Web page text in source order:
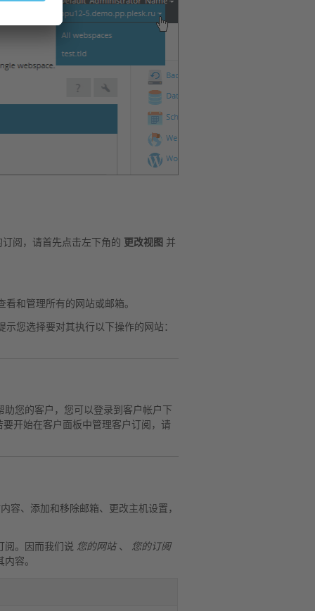
阅，请首先点击左下角的 更改视图 并
和管理所有的网站或邮箱。
示您选择要对其执行以下操作的网站：
您的客户，您可以登录到客户帐户下
开始在客户面板中管理客户订阅，请
容、添加和移除邮箱、更改主机设置，
阅。因而我们说 您的网站、
您的订阅
容。